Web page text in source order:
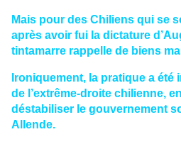
Mais pour des Chiliens qui se
après avoir fui la dictature
tintamarre rappelle de biens
Ironiquement, la pratique a été
de l’extrême-droite chilienne,
déstabiliser le gouvernement
Allende.